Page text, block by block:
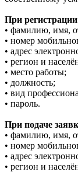
При
• фамилию, имя,
• номер
• адрес
• регион и
• место работы;
• должность;
• вид
• пароль.
При подаче
• фамилию, имя,
• номер
• адрес
• регион и